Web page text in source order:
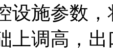
设施参数
上调高，